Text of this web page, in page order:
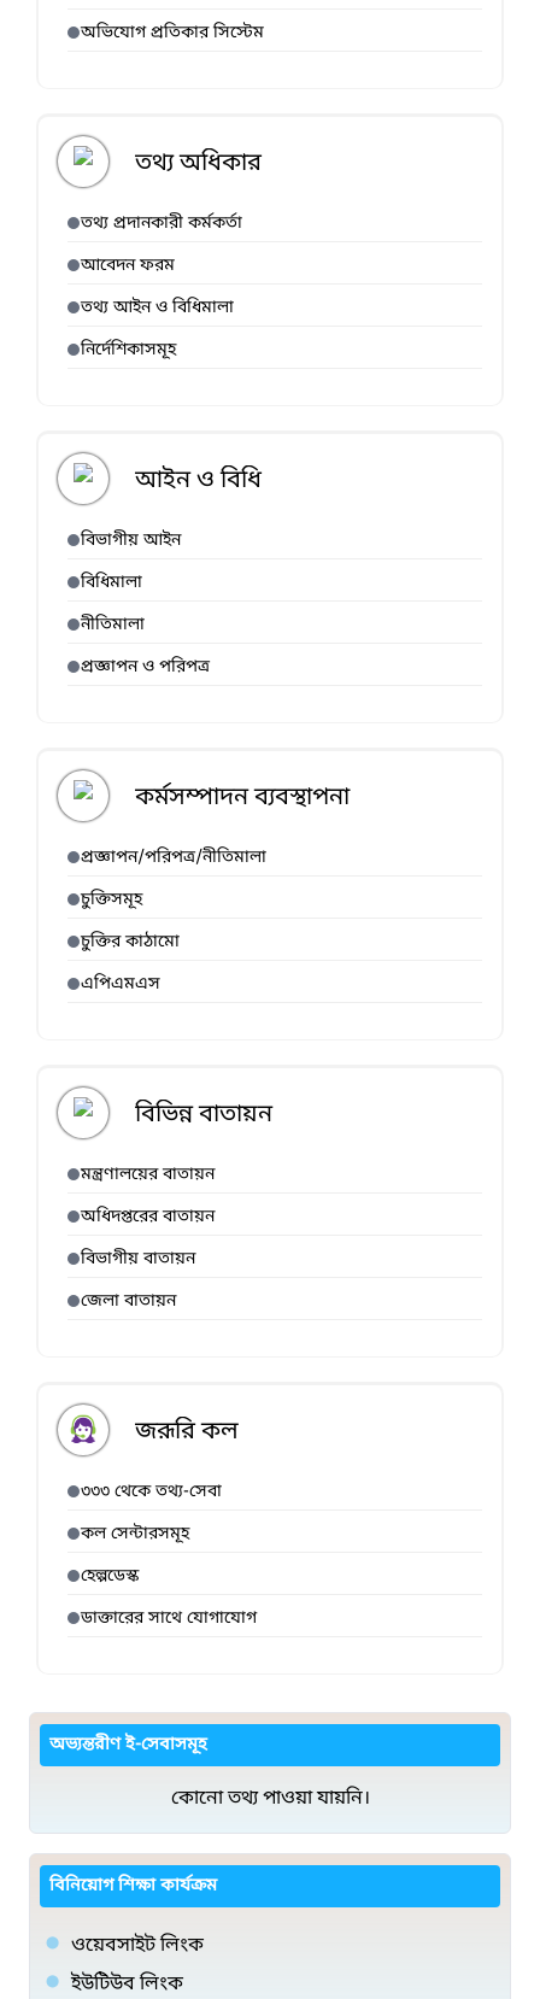
অভিযোগ প্রতিকার সিস্টেম
তথ্য অধিকার
তথ্য প্রদানকারী কর্মকর্তা
আবেদন ফরম
তথ্য আইন ও বিধিমালা
নির্দেশিকাসমূহ
আইন ও বিধি
বিভাগীয় আইন
বিধিমালা
নীতিমালা
প্রজ্ঞাপন ও পরিপত্র
কর্মসম্পাদন ব্যবস্থাপনা
প্রজ্ঞাপন/পরিপত্র/নীতিমালা
চুক্তিসমূহ
চুক্তির কাঠামো
এপিএমএস
বিভিন্ন বাতায়ন
মন্ত্রণালয়ের বাতায়ন
অধিদপ্তরের বাতায়ন
বিভাগীয় বাতায়ন
জেলা বাতায়ন
জরূরি কল
৩৩৩ থেকে তথ্য-সেবা
কল সেন্টারসমূহ
হেল্পডেস্ক
ডাক্তারের সাথে যোগাযোগ
অভ্যন্তরীণ ই-সেবাসমূহ
কোনো তথ্য পাওয়া যায়নি।
বিনিয়োগ শিক্ষা কার্যক্রম
ওয়েবসাইট লিংক
ইউটিউব লিংক